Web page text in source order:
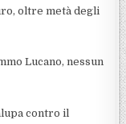
oltre metà degli
Lucano, nessun
contro il